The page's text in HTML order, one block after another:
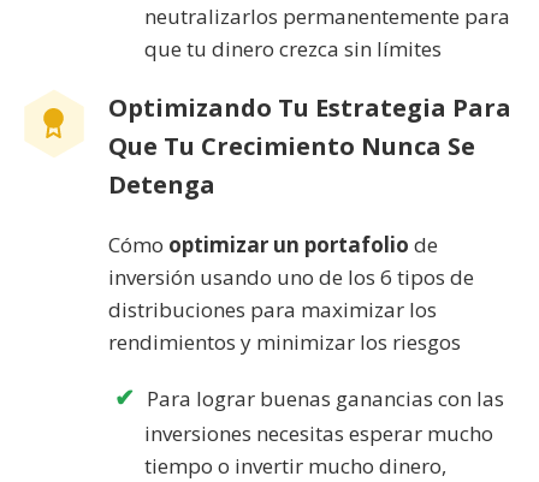
neutralizarlos permanentemente para
que tu dinero crezca sin límites
Optimizando Tu Estrategia Para
Que Tu Crecimiento Nunca Se
Detenga
Cómo optimizar un portafolio de
inversión usando uno de los 6 tipos de
distribuciones para maximizar los
rendimientos y minimizar los riesgos
Para lograr buenas ganancias con las
inversiones necesitas esperar mucho
tiempo o invertir mucho dinero,